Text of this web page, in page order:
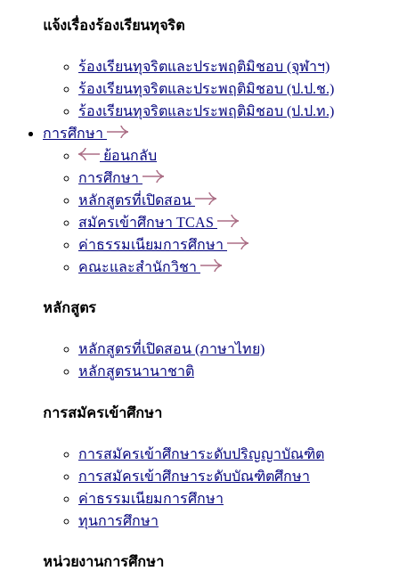
แจ้งเรื่องร้องเรียนทุจริต
ร้องเรียนทุจริตและประพฤติมิชอบ (จุฬาฯ)
ร้องเรียนทุจริตและประพฤติมิชอบ (ป.ป.ช.)
ร้องเรียนทุจริตและประพฤติมิชอบ (ป.ป.ท.)
การศึกษา
ย้อนกลับ
การศึกษา
หลักสูตรที่เปิดสอน
สมัครเข้าศึกษา TCAS
ค่าธรรมเนียมการศึกษา
คณะและสำนักวิชา
หลักสูตร
หลักสูตรที่เปิดสอน (ภาษาไทย)
หลักสูตรนานาชาติ
การสมัครเข้าศึกษา
การสมัครเข้าศึกษาระดับปริญญาบัณฑิต
การสมัครเข้าศึกษาระดับบัณฑิตศึกษา
ค่าธรรมเนียมการศึกษา
ทุนการศึกษา
หน่วยงานการศึกษา